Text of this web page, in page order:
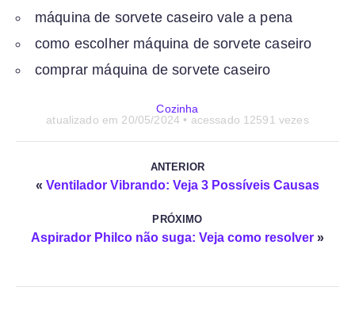
máquina de sorvete caseiro vale a pena
como escolher máquina de sorvete caseiro
comprar máquina de sorvete caseiro
Cozinha
atualizado em 20/05/2024 • acessado 12591 vezes
ANTERIOR
« Ventilador Vibrando: Veja 3 Possíveis Causas
PRÓXIMO
Aspirador Philco não suga: Veja como resolver »